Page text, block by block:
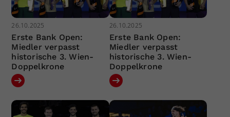
26.10.2025
Erste Bank Open:
Miedler verpasst
historische 3. Wien-
Doppelkrone
26.10.2025
Erste Bank Open:
Miedler verpasst
historische 3. Wien-
Doppelkrone